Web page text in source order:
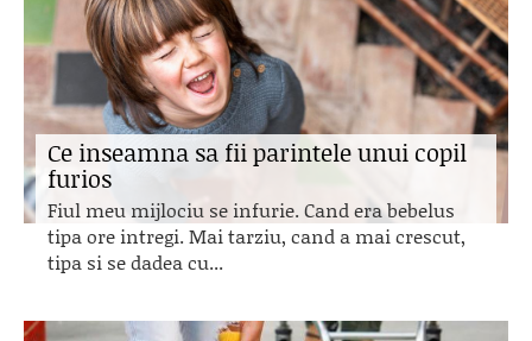
Ce inseamna sa fii parintele unui copil
furios
Fiul meu mijlociu se infurie. Cand era bebelus
tipa ore intregi. Mai tarziu, cand a mai crescut,
tipa si se dadea cu...